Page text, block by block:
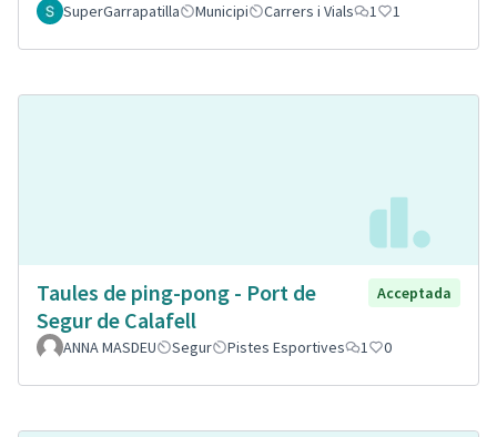
SuperGarrapatilla Municipi Carrers i Vials 1 1
Taules de ping-pong - Port de
Segur de Calafell
Acceptada
ANNA MASDEU Segur Pistes Esportives 1 0